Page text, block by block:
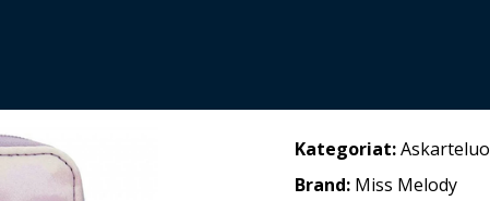
Kategoriat:
Brand: Miss Melody